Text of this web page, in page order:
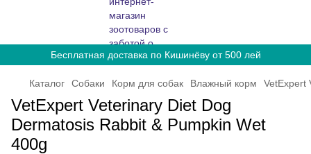
Бесплатная доставка по Кишинёву от 500 лей
Каталог Собаки Корм для собак Влажный корм VetExpert
VetExpert Veterinary Diet Dog
Dermatosis Rabbit & Pumpkin Wet
400g